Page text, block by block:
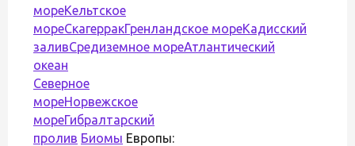
мореКельтское
мореСкагерракГренландское мореКадисский
заливСредиземное мореАтлантический
океан
Северное
мореНорвежское
мореГибралтарский
пролив Биомы Европы: